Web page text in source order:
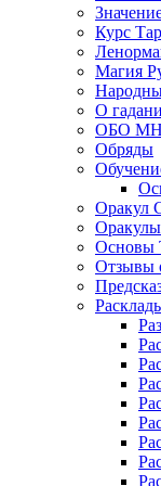
Курс
Магия
О
ОБО
Обряды
Оракул
Оракулы
Основы
Отзывы